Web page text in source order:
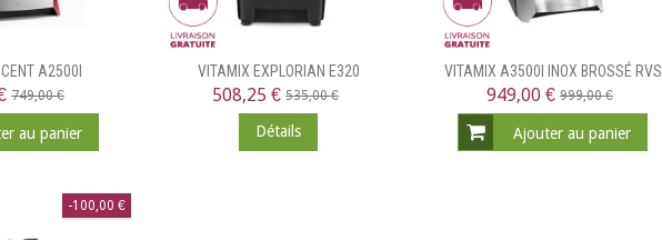
A2500I
749,00 €
au panier
VITAMIX EXPLORIAN E320
508,25 € 535,00 €
Détails
VITAMIX A3500I INOX BROSSÉ RVS
949,00 € 999,00 €
Ajouter au panier
-100,00 €